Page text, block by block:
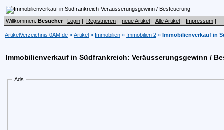
Willkommen: Besucher Login | Registrieren | neue Artikel | Alle Artikel | Impressum |
ArtikelVerzeichnis 0AM.de » Artikel » Immobilien » Immobilien 2 » Immobilienverkauf in
Immobilienverkauf in Südfrankreich: Veräusserungsgewinn /
Ads